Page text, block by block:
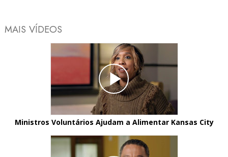
MAIS VÍDEOS
Ministros Voluntários Ajudam a Alimentar Kansas City